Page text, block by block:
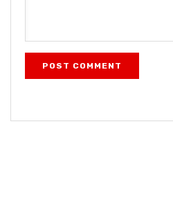
POST COMMENT